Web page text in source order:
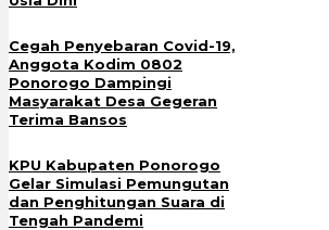
Cegah Penyebaran Covid-19,
Anggota Kodim 0802
Ponorogo Dampingi
Masyarakat Desa Gegeran
Terima Bansos
KPU Kabupaten Ponorogo
Gelar Simulasi Pemungutan
dan Penghitungan Suara di
Tengah Pandemi